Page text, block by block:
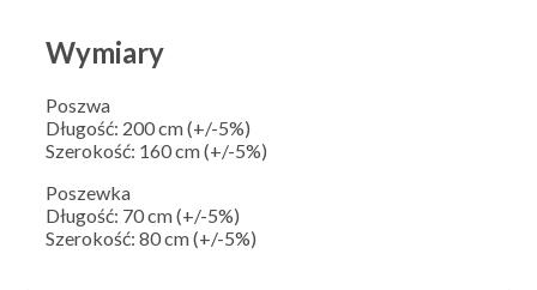
Wymiary
Poszwa
Długość: 200 cm (+/-5%)
Szerokość: 160 cm (+/-5%)
Poszewka
Długość: 70 cm (+/-5%)
Szerokość: 80 cm (+/-5%)